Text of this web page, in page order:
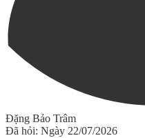
Đặng Bảo Trâm
Đã hỏi: Ngày 22/07/2026